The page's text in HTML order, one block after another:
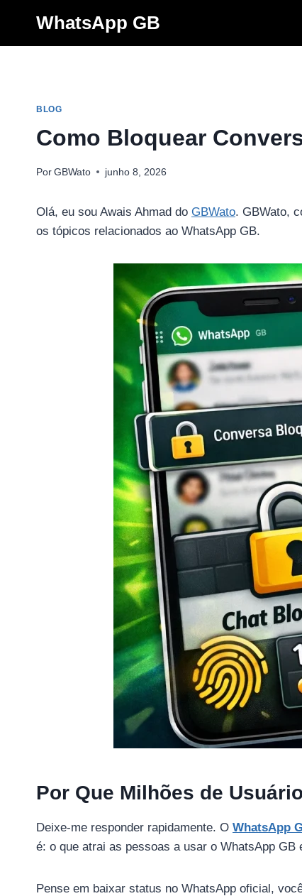
o
WhatsApp GB
BLOG
Como Bloquear
Por GBWato junho 8, 2026
Olá, eu sou Awais Ahmad do GBWato. GBWato,
os tópicos relacionados ao WhatsApp GB.
Por Que Milhões de
Deixe-me responder rapidamente. O WhatsApp
é: o que atrai as pessoas a usar o WhatsApp
Pense em baixar status no WhatsApp oficial,